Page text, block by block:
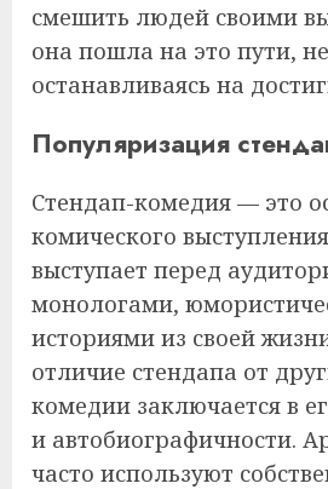
смешить людей своими
она пошла на это пути, не
останавливаясь на
Популяризация
Стендап-комедия — это
комического
выступает перед
монологами,
историями из своей
отличие стендапа от
комедии заключается в
и автобиографичности.
часто используют